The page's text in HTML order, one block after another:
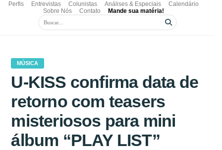
Perfis Entrevistas Colunistas Análises & Especiais
Calendário
Sobre Nós
Contato Mande sua matéria!
MÚSICA
U-KISS confirma data de
retorno com teasers
misteriosos para mini
álbum “PLAY LIST”